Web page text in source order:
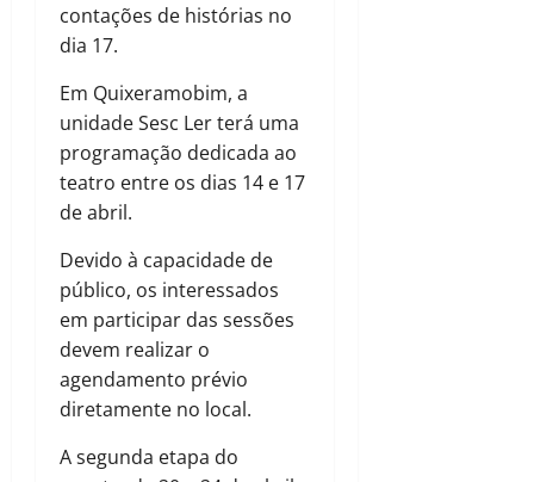
contações de histórias no
dia 17.
Em Quixeramobim, a
unidade Sesc Ler terá uma
programação dedicada ao
teatro entre os dias 14 e 17
de abril.
Devido à capacidade de
público, os interessados
em participar das sessões
devem realizar o
agendamento prévio
diretamente no local.
A segunda etapa do